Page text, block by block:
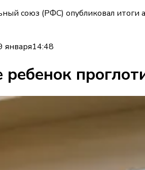
союз (РФС) опубликовал
января14:48
ребенок